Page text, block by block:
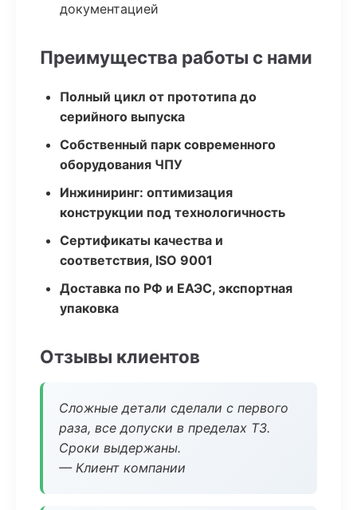
документацией
Преимущества работы с нами
Полный цикл от прототипа до
серийного выпуска
Собственный парк современного
оборудования ЧПУ
Инжиниринг: оптимизация
конструкции под технологичность
Сертификаты качества и
соответствия, ISO 9001
Доставка по РФ и ЕАЭС, экспортная
упаковка
Отзывы клиентов
Сложные детали сделали с первого
раза, все допуски в пределах ТЗ.
Сроки выдержаны.
— Клиент компании